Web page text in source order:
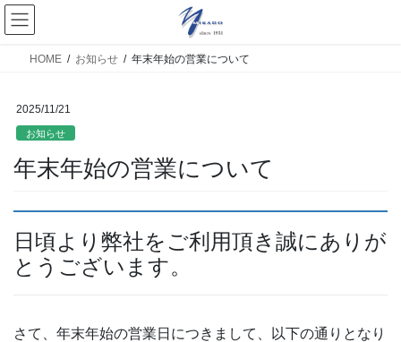
HOME お知らせ 年末年始の営業について
2025/11/21
お知らせ
年末年始の営業について
日頃より弊社をご利用頂き誠にありが
とうございます。
さて、年末年始の営業日につきまして、以下の通りとなり